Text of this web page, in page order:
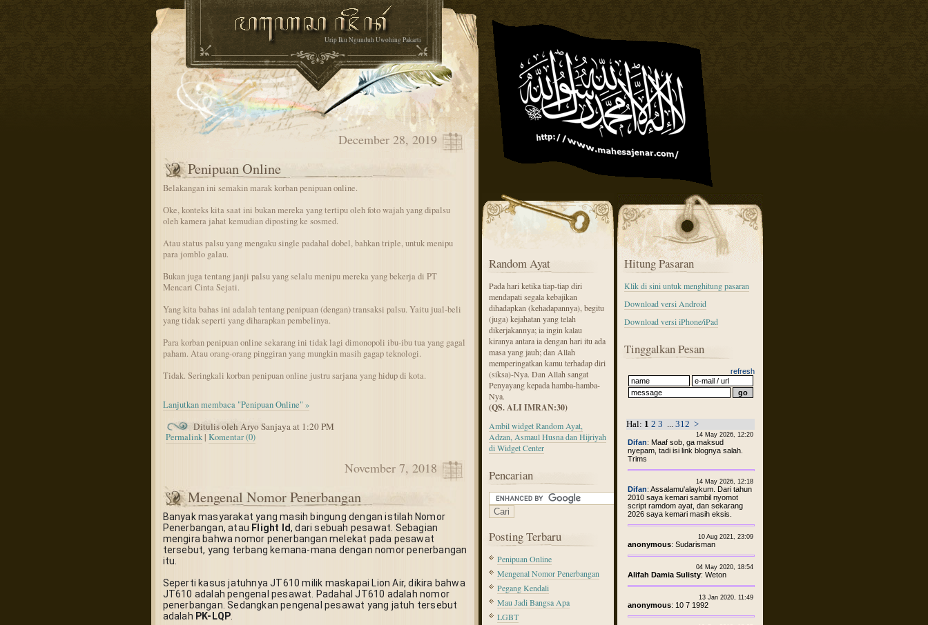
Urip Iku Ngunduh Uwohing Pakarti
December 28, 2019
Penipuan Online
Belakangan ini semakin marak korban penipuan online.
Oke, konteks kita saat ini bukan mereka yang tertipu oleh foto wajah yang dipalsu
oleh kamera jahat kemudian diposting ke sosmed.
Atau status palsu yang mengaku single padahal dobel, bahkan triple, untuk menipu
para jomblo galau.
Bukan juga tentang janji palsu yang selalu menipu mereka yang bekerja di PT
Mencari Cinta Sejati.
Yang kita bahas ini adalah tentang penipuan (dengan) transaksi palsu. Yaitu jual-beli
yang tidak seperti yang diharapkan pembelinya.
Para korban penipuan online sekarang ini tidak lagi dimonopoli ibu-ibu tua yang gagal
paham. Atau orang-orang pinggiran yang mungkin masih gagap teknologi.
Tidak. Seringkali korban penipuan online justru sarjana yang hidup di kota.
Lanjutkan membaca "Penipuan Online" »
Ditulis oleh Aryo Sanjaya at 1:20 PM
Permalink |Komentar (0)
November 7, 2018
Mengenal Nomor Penerbangan
Banyak masyarakat yang masih bingung dengan istilah Nomor
Penerbangan, atau Flight Id, dari sebuah pesawat. Sebagian
mengira bahwa nomor penerbangan melekat pada pesawat
tersebut, yang terbang kemana-mana dengan nomor penerbangan
itu.
Seperti kasus jatuhnya JT610 milik maskapai Lion Air, dikira bahwa
JT610 adalah pengenal pesawat. Padahal JT610 adalah nomor
penerbangan. Sedangkan pengenal pesawat yang jatuh tersebut
adalah PK-LQP
Random Ayat
Pada hari ketika tiap-tiap diri
mendapati segala kebajikan
dihadapkan (kehadapannya), begitu
(juga) kejahatan yang telah
dikerjakannya; ia ingin kalau
kiranya antara ia dengan hari itu ada
masa yang jauh; dan Allah
memperingatkan kamu terhadap diri
(siksa)-Nya. Dan Allah sangat
Penyayang kepada hamba-hamba-
Nya.
(QS. ALI IMRAN:30)
Ambil widget Random Ayat,
Adzan, Asmaul Husna dan Hijriyah
di Widget Center
Pencarian
Posting Terbaru
Penipuan Online
Mengenal Nomor Penerbangan
Pegang Kendali
Mau Jadi Bangsa Apa
LGBT
Hitung Pasaran
Klik di sini untuk menghitung pasaran
Download versi Android
Download versi iPhone/iPad
Tinggalkan Pesan